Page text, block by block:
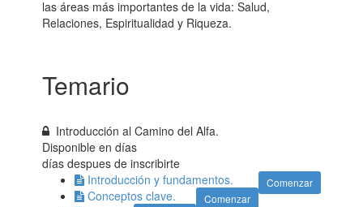
las áreas más importantes de la vida: Salud,
Relaciones, Espiritualidad y Riqueza.
Temario
Introducción al Camino del Alfa.
Disponible endías
días despues de inscribirte
Comenzar
Introducción y fundamentos.
Comenzar
Conceptos clave.